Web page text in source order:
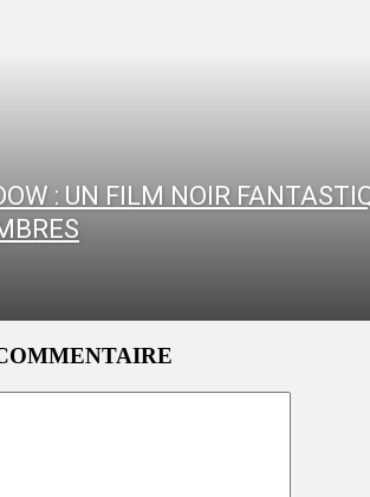
: UN FILM NOIR